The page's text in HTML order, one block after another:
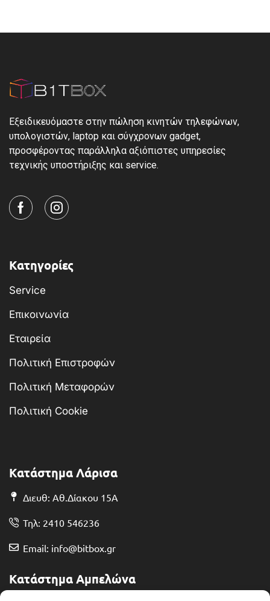
Εξειδικευόμαστε στην πώληση κινητών τηλεφώνων,
υπολογιστών, laptop και σύγχρονων gadget,
προσφέροντας παράλληλα αξιόπιστες υπηρεσίες
τεχνικής υποστήριξης και service.
Κατηγορίες
Service
Επικοινωνία
Εταιρεία
Πολιτική Επιστροφών
Πολιτική Μεταφορών
Πολιτική Cookie
Κατάστημα Λάρισα
Διευθ: Αθ.Δίακου 15Α
Τηλ: 2410 546236
Email: info@bitbox.gr
Κατάστημα Αμπελώνα